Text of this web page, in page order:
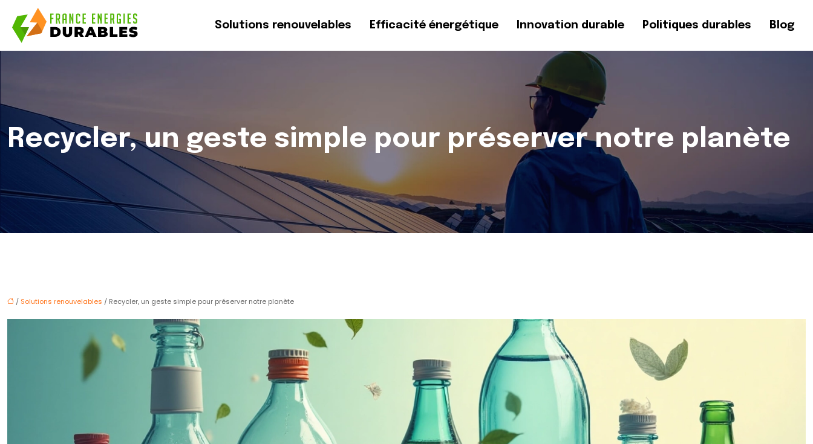
Solutions renouvelables Efficacité énergétique Innovation durable Politiques durables Blog
Recycler, un geste simple pour préserver notre planète
/ Solutions renouvelables / Recycler, un geste simple pour préserver notre planète